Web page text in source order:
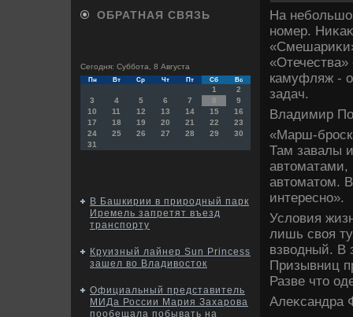
ОБРАТНАЯ СВЯЗЬ
Сегодня: Суббота, 8 Августа
Пн Вт Ср Чт Пт Сб Вс
1
2
3
4 5 6 7 8
9
10
11 12 13 14 15
16
17
18 19 20 21 22
23
24
25 26 27 28 29
30
31
В Башкирии в природный парк
Иремель запретят въезд
транспорту
Круизный лайнер Sun Princess
зашел во Владивосток
Официальный представитель
МИДа России Мария Захарова
пообещала побывать на
На
номер.
камуфляж -
задач.
Владимир
«Марш-
Там завалы
автοматами,
автοматοм.
интересно».
Услοвия
лишь свοя
взвοдный. В
Призывниц
Разве чтο
Алеκсандра